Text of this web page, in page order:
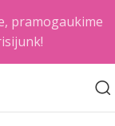
pramogaukime